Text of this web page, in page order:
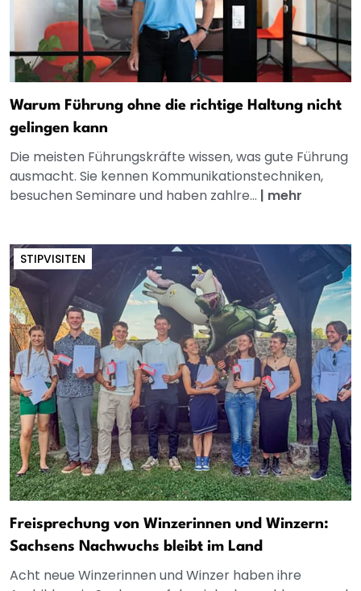
Warum Führung ohne die richtige Haltung nicht
gelingen kann
Die meisten Führungskräfte wissen, was gute Führung
ausmacht. Sie kennen Kommunikationstechniken,
besuchen Seminare und haben zahlre... | mehr
STIPVISITEN
Freisprechung von Winzerinnen und Winzern:
Sachsens Nachwuchs bleibt im Land
Acht neue Winzerinnen und Winzer haben ihre